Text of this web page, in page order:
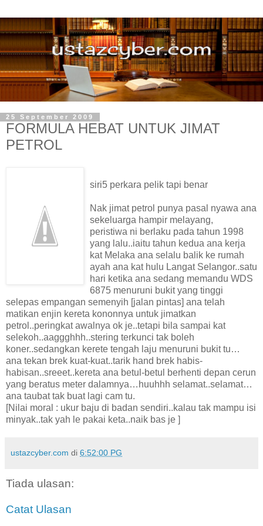
25 September 2009
FORMULA HEBAT UNTUK JIMAT
PETROL
siri5 perkara pelik tapi benar
Nak jimat petrol punya pasal nyawa ana
sekeluarga hampir melayang,
peristiwa ni berlaku pada tahun 1998
yang lalu..iaitu tahun kedua ana kerja
kat Melaka ana selalu balik ke rumah
ayah ana kat hulu Langat Selangor..satu
hari ketika ana sedang memandu WDS
6875 menuruni bukit yang tinggi
selepas empangan semenyih [jalan pintas] ana telah
matikan enjin kereta kononnya untuk jimatkan
petrol..peringkat awalnya ok je..tetapi bila sampai kat
selekoh..aaggghhh..stering terkunci tak boleh
koner..sedangkan kerete tengah laju menuruni bukit tu…
ana tekan brek kuat-kuat..tarik hand brek habis-
habisan..sreeet..kereta ana betul-betul berhenti depan cerun
yang beratus meter dalamnya…huuhhh selamat..selamat…
ana taubat tak buat lagi cam tu.
[Nilai moral : ukur baju di badan sendiri..kalau tak mampu isi
minyak..tak yah le pakai keta..naik bas je ]
ustazcyber.com di 6:52:00 PG
Tiada ulasan:
Catat Ulasan